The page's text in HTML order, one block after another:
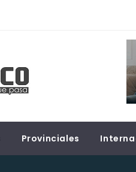
Provinciales